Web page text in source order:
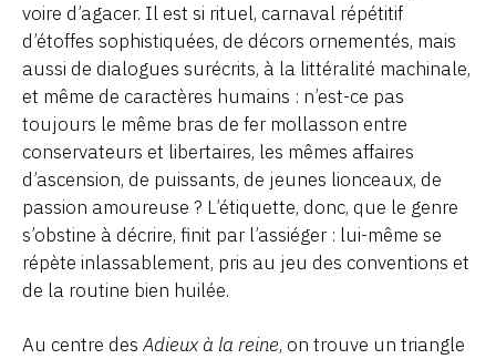
voire d’agacer. Il est si rituel, carnaval répétitif
d’étoffes sophistiquées, de décors ornementés, mais
aussi de dialogues surécrits, à la littéralité machinale,
et même de caractères humains : n’est-ce pas
toujours le même bras de fer mollasson entre
conservateurs et libertaires, les mêmes affaires
d’ascension, de puissants, de jeunes lionceaux, de
passion amoureuse ? L’étiquette, donc, que le genre
s’obstine à décrire, finit par l’assiéger : lui-même se
répète inlassablement, pris au jeu des conventions et
de la routine bien huilée.
Au centre desAdieux à la reine, on trouve un triangle